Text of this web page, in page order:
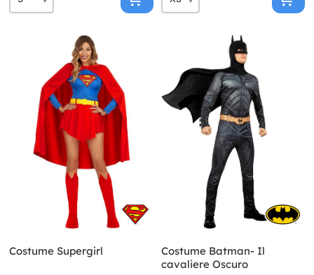
Costume Supergirl
Costume Batman- Il
cavaliere Oscuro